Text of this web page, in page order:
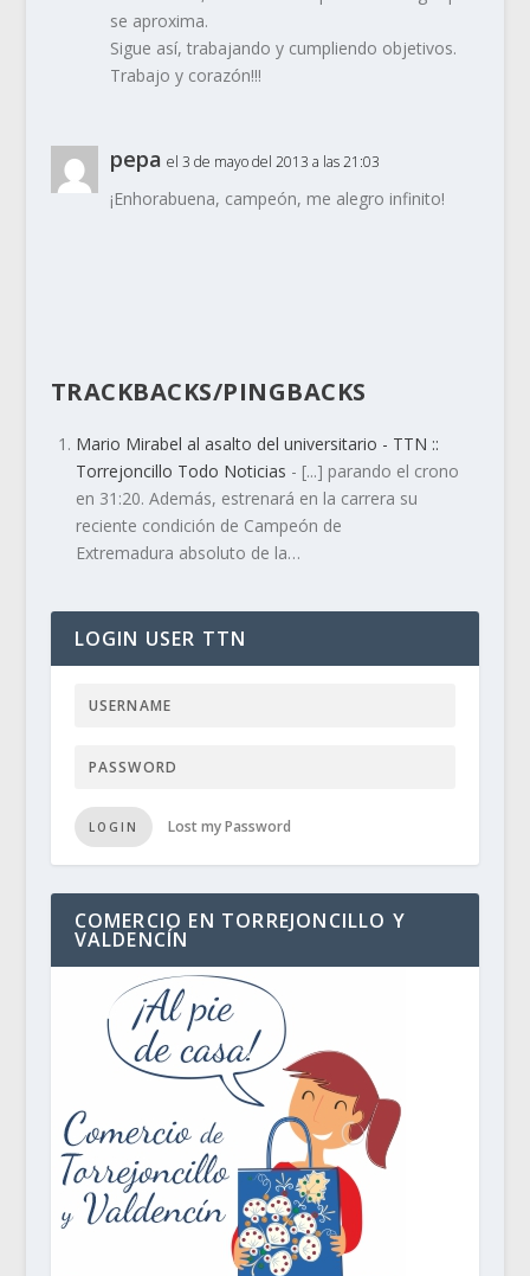
se aproxima.
Sigue así, trabajando y cumpliendo objetivos.
Trabajo y corazón!!!
pepa el 3 de mayo del 2013 a las 21:03
¡Enhorabuena, campeón, me alegro infinito!
TRACKBACKS/PINGBACKS
Mario Mirabel al asalto del universitario - TTN ::
Torrejoncillo Todo Noticias - [...] parando el crono
en 31:20. Además, estrenará en la carrera su
reciente condición de Campeón de
Extremadura absoluto de la…
LOGIN USER TTN
LOGIN Lost my Password
COMERCIO EN TORREJONCILLO Y
VALDENCÍN